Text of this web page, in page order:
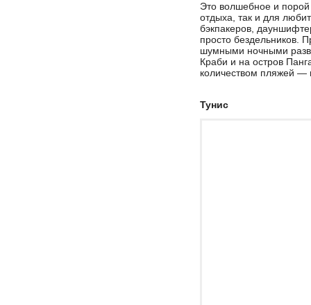
Это волшебное и
отдыха, так и для
бэкпакеров,
просто бездельников.
шумными ночными
Краби и на остров
количеством пляжей —
Тунис